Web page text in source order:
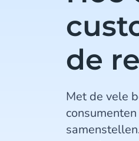
de
Met de vele